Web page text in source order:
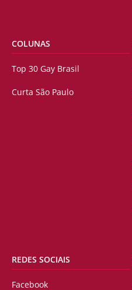
COLUNAS
Top 30 Gay Brasil
Curta São Paulo
REDES SOCIAIS
Facebook